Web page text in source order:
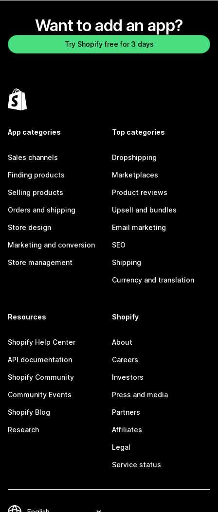
Want to add an app?
Try Shopify free for 3 days
App categories
Sales channels
Finding products
Selling products
Orders and shipping
Store design
Marketing and conversion
Store management
Top categories
Dropshipping
Marketplaces
Product reviews
Upsell and bundles
Email marketing
SEO
Shipping
Currency and translation
Resources
Shopify Help Center
API documentation
Shopify Community
Community Events
Shopify Blog
Research
Shopify
About
Careers
Investors
Press and media
Partners
Affiliates
Legal
Service status